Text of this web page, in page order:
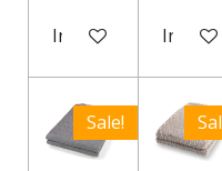
In winkelwagen
In
Sale!